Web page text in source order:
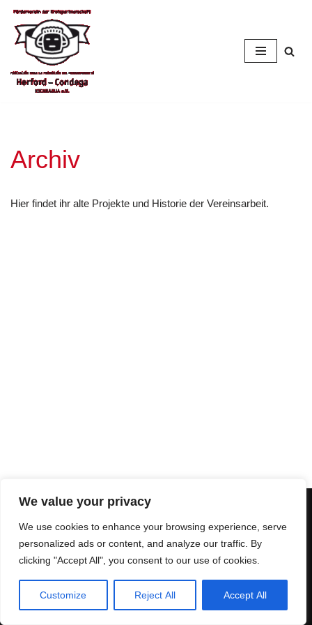
We value your privacy
We use cookies to enhance your browsing experience, serve
personalized ads or content, and analyze our traffic. By
clicking "Accept All", you consent to our use of cookies.
Customize Reject All Accept All
Zum
Inhalt
springen
Archiv
Hier findet ihr alte Projekte und Historie der Vereinsarbeit.
Herford-Condega
info@condega.de
Neve| Präsentiert vonWordPress
Impressum
Datenschutzerkärung